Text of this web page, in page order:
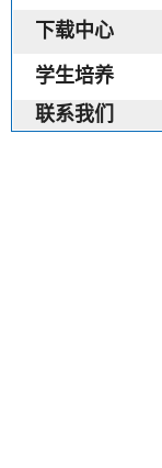
下载中心
学生培养
联系我们